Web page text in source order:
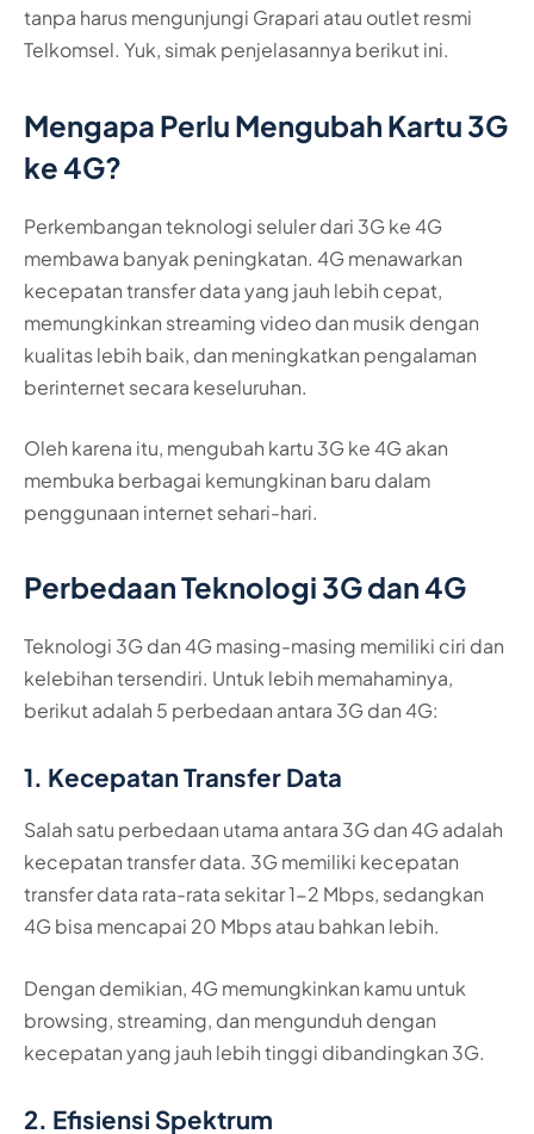
tanpa harus mengunjungi Grapari atau outlet resmi
Telkomsel. Yuk, simak penjelasannya berikut ini.
Mengapa Perlu Mengubah Kartu 3G
ke 4G?
Perkembangan teknologi seluler dari 3G ke 4G
membawa banyak peningkatan. 4G menawarkan
kecepatan transfer data yang jauh lebih cepat,
memungkinkan streaming video dan musik dengan
kualitas lebih baik, dan meningkatkan pengalaman
berinternet secara keseluruhan.
Oleh karena itu, mengubah kartu 3G ke 4G akan
membuka berbagai kemungkinan baru dalam
penggunaan internet sehari-hari.
Perbedaan Teknologi 3G dan 4G
Teknologi 3G dan 4G masing-masing memiliki ciri dan
kelebihan tersendiri. Untuk lebih memahaminya,
berikut adalah 5 perbedaan antara 3G dan 4G:
1. Kecepatan Transfer Data
Salah satu perbedaan utama antara 3G dan 4G adalah
kecepatan transfer data. 3G memiliki kecepatan
transfer data rata-rata sekitar 1-2 Mbps, sedangkan
4G bisa mencapai 20 Mbps atau bahkan lebih.
Dengan demikian, 4G memungkinkan kamu untuk
browsing, streaming, dan mengunduh dengan
kecepatan yang jauh lebih tinggi dibandingkan 3G.
2. Efisiensi Spektrum